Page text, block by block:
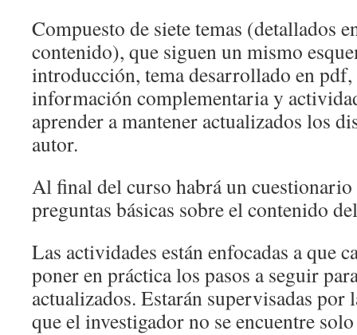
Compuesto de siete temas (detallados
contenido), que siguen un mismo
introducción, tema desarrollado en
información complementaria y
aprender a mantener actualizados los
autor.
Al final del curso habrá un
preguntas básicas sobre el contenido
Las actividades están enfocadas a que
poner en práctica los pasos a seguir
actualizados. Estarán supervisadas por
que el investigador no se encuentre